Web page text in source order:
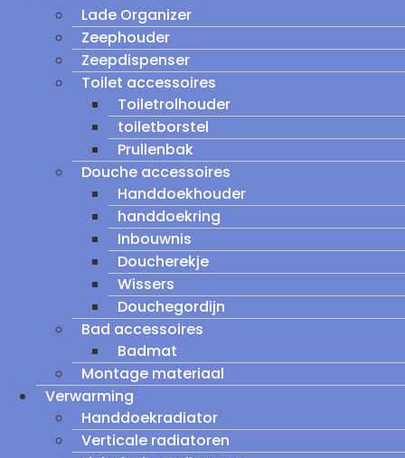
Lade Organizer
Zeephouder
Zeepdispenser
Toilet accessoires
Toiletrolhouder
toiletborstel
Prullenbak
Douche accessoires
Handdoekhouder
handdoekring
Inbouwnis
Doucherekje
Wissers
Douchegordijn
Bad accessoires
Badmat
Montage materiaal
Verwarming
Handdoekradiator
Verticale radiatoren